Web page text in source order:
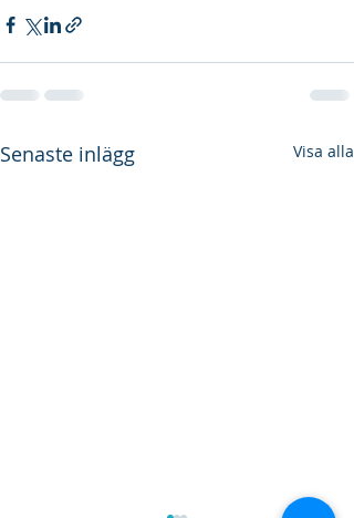
Senaste inlägg Visa alla